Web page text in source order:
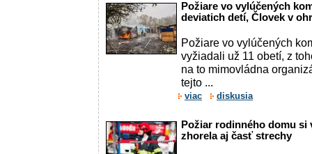
Požiare vo vylúčených
deviatich detí, Človek v
Požiare vo vylúčených
vyžiadali už 11 obetí, z
na to mimovládna
tejto ...
viac diskusia
Požiar rodinného domu si
zhorela aj časť strechy